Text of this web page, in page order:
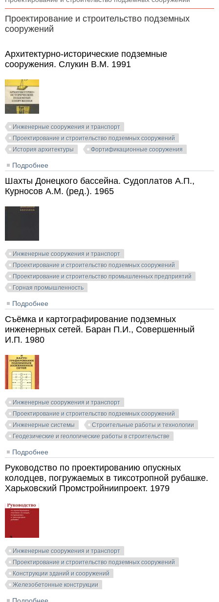
Проектирование и строительство подземных
сооружений
Архитектурно-исторические подземные
сооружения. Слукин В.М. 1991
Инженерные сооружения и транспорт
Проектирование и строительство подземных сооружений
История архитектуры
Фортификационные сооружения
Подробнее
сооружения. Слукин В.М. 1991
Шахты Донецкого бассейна. Судоплатов А.П.,
Курносов А.М. (ред.). 1965
Инженерные сооружения и транспорт
Проектирование и строительство подземных сооружений
Проектирование и строительство промышленных предприятий
Горная промышленность
Подробнее
Съёмка и картографирование подземных
инженерных сетей. Баран П.И., Совершенный
И.П. 1980
Инженерные сооружения и транспорт
Проектирование и строительство подземных сооружений
Инженерные системы
Строительные работы и технологии
Геодезические и геологические работы в строительстве
Подробнее
1980
Руководство по проектированию опускных
колодцев, погружаемых в тиксотропной рубашке.
Харьковский Промстройниипроект. 1979
Инженерные сооружения и транспорт
Проектирование и строительство подземных сооружений
Конструкции зданий и сооружений
Железобетонные конструкции